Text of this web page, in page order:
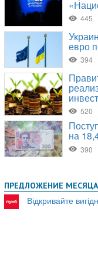
ПРЕДЛОЖЕНИЕ
Відкривайте